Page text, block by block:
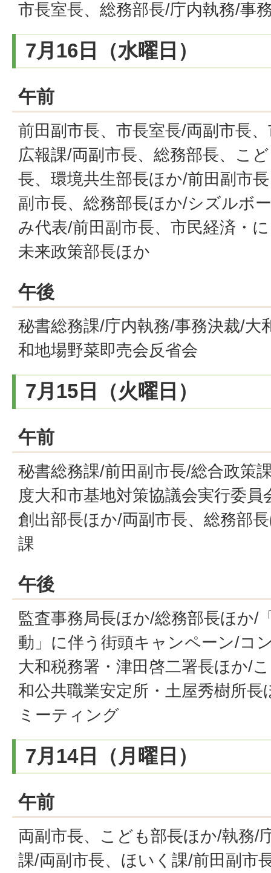
市長室長、総務部長/庁内執務/事
7月16日（水曜日）
午前
前田副市長、市長室長/両副市長
広報課/両副市長、総務部長、こ
長、環境共生部長ほか/前田副市
副市長、総務部長ほか/シズルボ
み代表/前田副市長、市民経済・
未来政策部長ほか
午後
秘書総務課/庁内執務/事務決裁/
和地場野菜即売会反省会
7月15日（火曜日）
午前
秘書総務課/前田副市長/総合政策
度大和市基地対策協議会実行委
創出部長ほか/両副市長、総務部
課
午後
監査事務局長ほか/総務部長ほか/
動」に伴う街頭キャンペーン/コ
大和税務署・津田啓二署長ほか/
和公共職業安定所・土屋秀樹所
ミーティング
7月14日（月曜日）
午前
両副市長、こども部長ほか/執務/
課/両副市長、ほいく課/前田副市